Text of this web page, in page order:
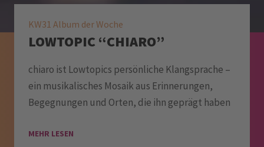
KW31 Album der Woche
LOWTOPIC “CHIARO”
chiaro ist Lowtopics persönliche Klangsprache –
ein musikalisches Mosaik aus Erinnerungen,
Begegnungen und Orten, die ihn geprägt haben
MEHR LESEN